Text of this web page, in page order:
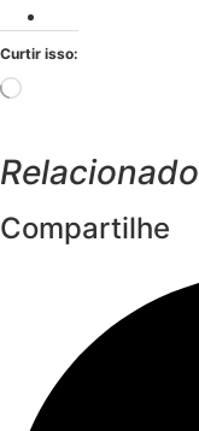
Curtir isso:
Relacionado
Compartilhe